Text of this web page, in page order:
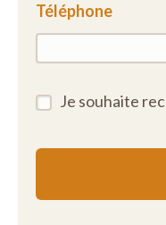
Téléphone
Je souhaite